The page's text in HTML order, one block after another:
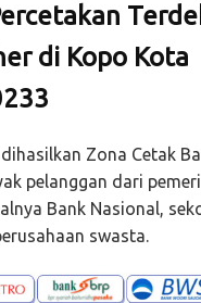
di Kopo Kota
Zona Cetak
pelanggan dari
Bank Nasional,
swasta.